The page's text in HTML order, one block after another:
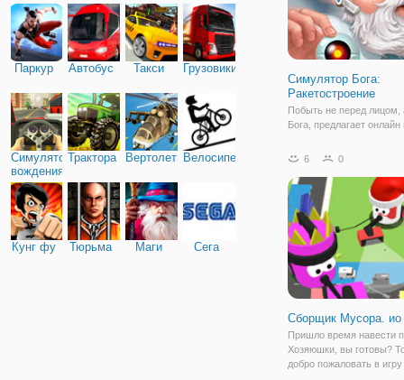
Паркур Автобус Такси Грузовики
Симулятор
вождения
Трактора ВертолетыВелосипед
Кунг фу Тюрьма Маги Сега
Симулятор Бога:
Ракетостроение
Побыть не перед лицом,
Бога, предлагает онлайн
Ракетостроение". В
Богом, но в собственной
и версии. И чтобы
планету ресурсами,
6 0
Сборщик Мусора. ио
Пришло время навести
Хозяюшки, вы готовы?
добро пожаловать в